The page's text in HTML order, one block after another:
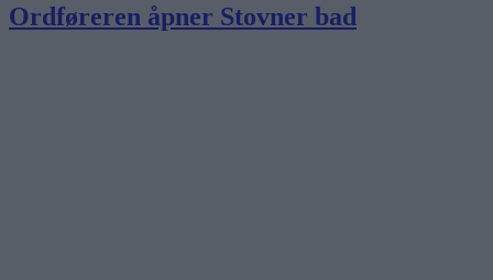
Ordføreren åpner Stovner bad